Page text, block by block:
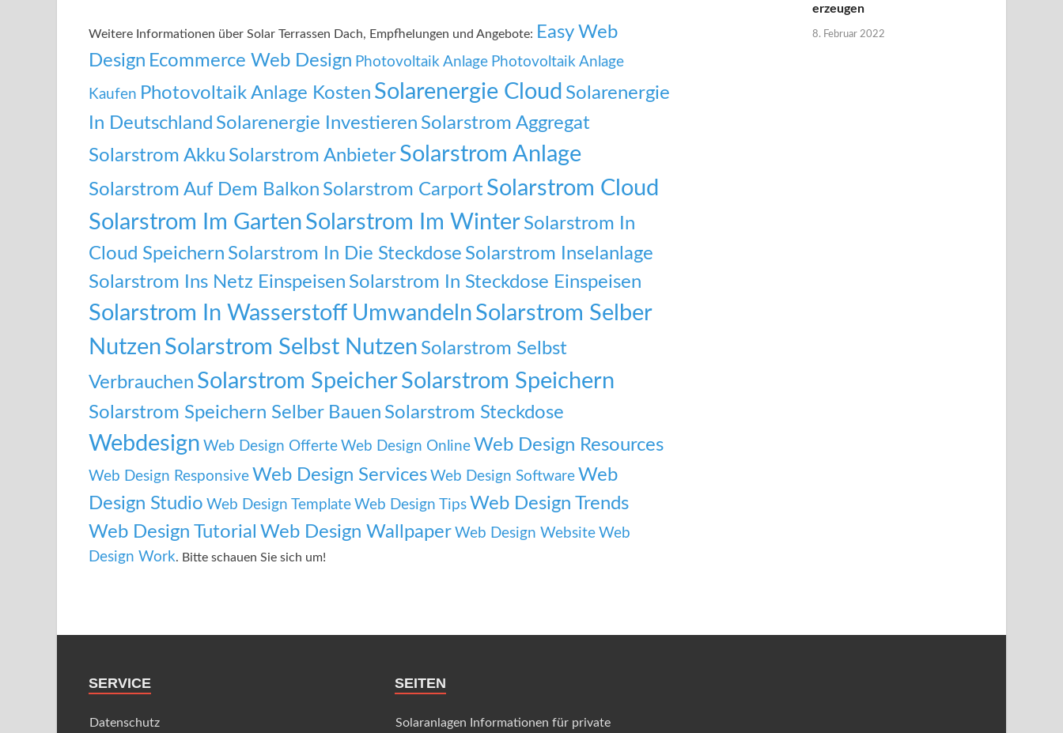
Weitere Informationen über Solar Terrassen Dach, Empfhelungen und Angebote: Easy Web
Design Ecommerce Web Design Photovoltaik Anlage Photovoltaik Anlage
Kaufen Photovoltaik Anlage Kosten Solarenergie Cloud Solarenergie
In Deutschland Solarenergie Investieren Solarstrom Aggregat
Solarstrom Akku Solarstrom Anbieter Solarstrom Anlage
Solarstrom Auf Dem Balkon Solarstrom Carport Solarstrom Cloud
Solarstrom Im Garten Solarstrom Im Winter Solarstrom In
Cloud Speichern Solarstrom In Die Steckdose Solarstrom Inselanlage
Solarstrom Ins Netz Einspeisen Solarstrom In Steckdose Einspeisen
Solarstrom In Wasserstoff Umwandeln Solarstrom Selber
Nutzen Solarstrom Selbst Nutzen Solarstrom Selbst
Verbrauchen Solarstrom SpeicherSolarstrom Speichern
Solarstrom Speichern Selber Bauen Solarstrom Steckdose
Webdesign Web Design Offerte Web Design Online Web Design Resources
Web Design Responsive Web Design Services Web Design Software Web
Design Studio Web Design Template Web Design Tips Web Design Trends
Web Design Tutorial Web Design Wallpaper Web Design Website Web
Design Work. Bitte schauen Sie sich um!
erzeugen
8. Februar 2022
SERVICE
Datenschutz
SEITEN
Solaranlagen Informationen für private